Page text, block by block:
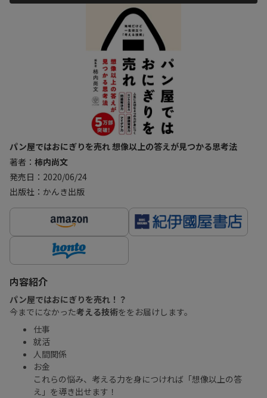
パン屋ではおにぎりを売れ 想像以上の答えが見つかる思考法
著者： 柿内尚文
発売日：2020/06/24
出版社：かんき出版
内容紹介
パン屋ではおにぎりを売れ！？
今までになかった考える技術ををお届けします。
仕事
就活
人間関係
お金
これらの悩み、考える力を身につければ「想像以上の答
え」を導き出せます！